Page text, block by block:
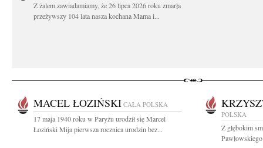
Z żalem zawiadamiamy, że 26 lipca 2026 roku zmarła
przeżywszy 104 lata nasza kochana Mama i...
MACEL ŁOZIŃSKI CAŁA POLSKA
17 maja 1940 roku w Paryżu urodził się Marcel
Łoziński Mija pierwsza rocznica urodzin bez...
POLSKA
Z głębokim